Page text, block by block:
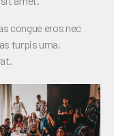
congue eros nec
turpis urna,